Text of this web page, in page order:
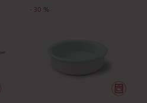
Questo prodotto ha più varianti.
- 30 %